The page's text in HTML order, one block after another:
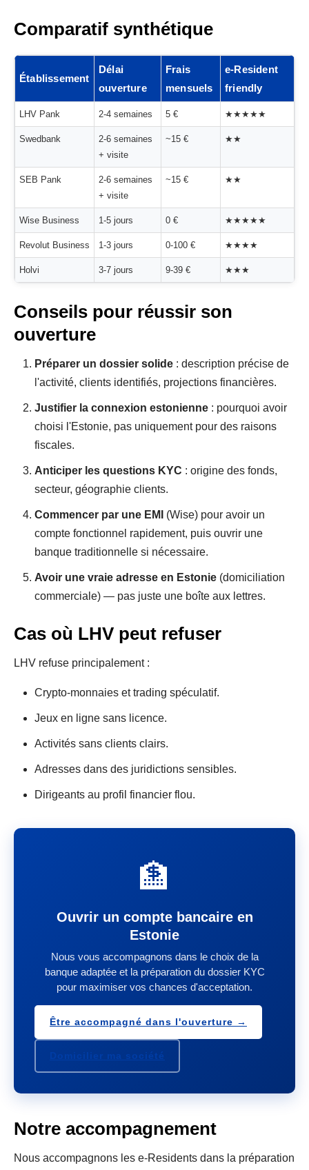
Comparatif synthétique
Établissement
Délai
ouverture
Frais
mensuels
e-Resident
friendly
LHV Pank 2-4 semaines 5 € ★★★★★
Swedbank
2-6 semaines
+ visite
~15 € ★★
SEB Pank
2-6 semaines
+ visite
~15 € ★★
Wise Business 1-5 jours 0 € ★★★★★
Revolut Business 1-3 jours 0-100 € ★★★★
Holvi 3-7 jours 9-39 € ★★★
Conseils pour réussir son
ouverture
Préparer un dossier solide : description précise de
l'activité, clients identifiés, projections financières.
Justifier la connexion estonienne : pourquoi avoir
choisi l'Estonie, pas uniquement pour des raisons
fiscales.
Anticiper les questions KYC : origine des fonds,
secteur, géographie clients.
Commencer par une EMI
(Wise) pour avoir un
compte fonctionnel rapidement, puis ouvrir une
banque traditionnelle si nécessaire.
Avoir une vraie adresse en Estonie (domiciliation
commerciale) — pas juste une boîte aux lettres.
Cas où LHV peut refuser
LHV refuse principalement :
Crypto-monnaies et trading spéculatif.
Jeux en ligne sans licence.
Activités sans clients clairs.
Adresses dans des juridictions sensibles.
Dirigeants au profil financier flou.
🏦
Ouvrir un compte bancaire en
Estonie
Nous vous accompagnons dans le choix de la
banque adaptée et la préparation du dossier KYC
pour maximiser vos chances d'acceptation.
Être accompagné dans l'ouverture →
Domicilier ma société
Notre accompagnement
Nous accompagnons les e-Residents dans la préparation